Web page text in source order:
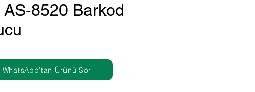
8520 Barkod
WhatsApp’tan Ürünü Sor